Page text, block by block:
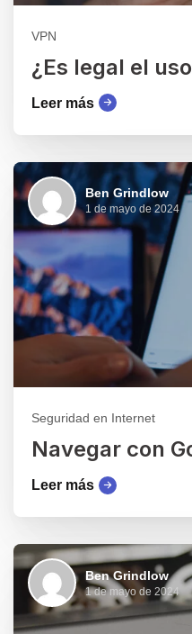
VPN
¿Es legal el
Leer más
Ben Grindlow
1 de mayo de 2024
Seguridad en Internet
Navegar con
Leer más
Ben Grindlow
1 de mayo de 2024